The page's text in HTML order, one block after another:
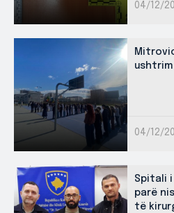
04/12/
04/12/
Spitali
parë
të